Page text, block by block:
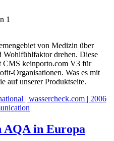
1
von Medizin über
Wohlfühlfaktor drehen. Diese
CMS keinporto.com V3 für
Organisationen. Was es mit
auf unserer Produktseite.
AQA in Europa